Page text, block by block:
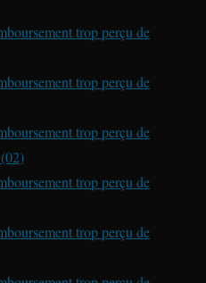
trop perçu de
trop perçu de
trop perçu de
trop perçu de
trop perçu de